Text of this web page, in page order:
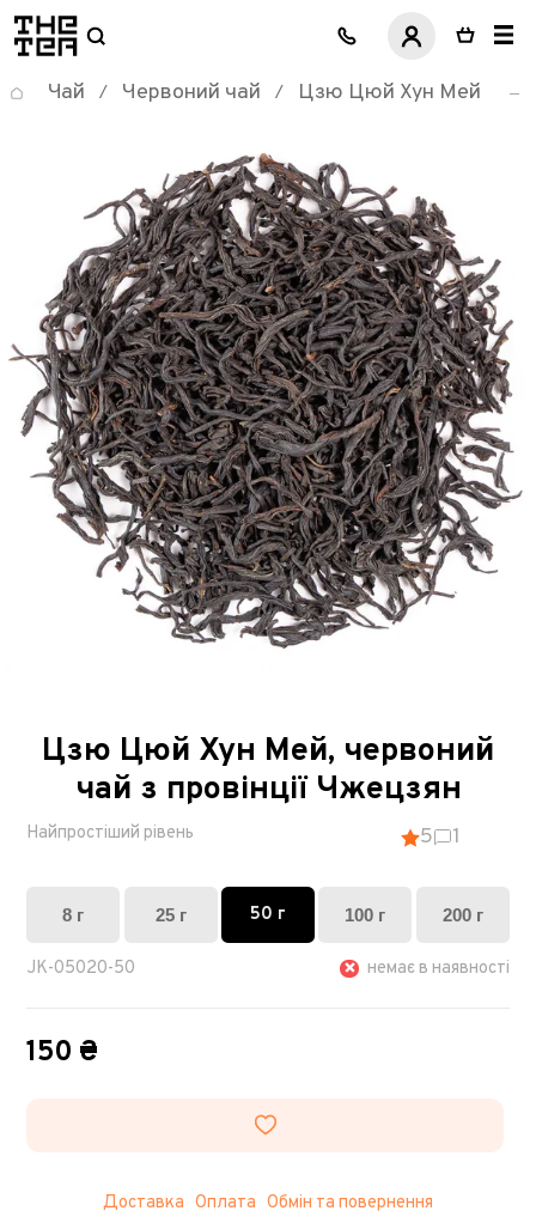
логотип
Чай / Червоний чай / Цзю Цюй Хун Мей
Цзю Цюй Хун Мей, червоний
чай з провінції Чжецзян
Найпростіший рівень 5 1
8 г 25 г 50 г 100 г 200 г
JK-05020-50 немає в наявності
150 ₴
Доставка Оплата Обмін та повернення